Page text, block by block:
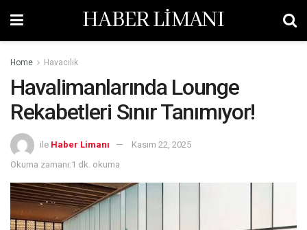
HABER LİMANI
Home Havacılık
Havalimanlarında Lounge
Rekabetleri Sınır Tanımıyor!
ile Haber Limanı
Kasım 22, 2025
Okuma zamanı:1 dk. okuma